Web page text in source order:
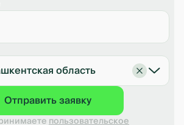
область
Отправить заявку
пользовательское